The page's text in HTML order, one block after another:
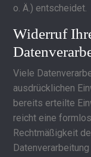
o. Ä.) entscheidet.
Widerruf
Viele
ausdrücklichen
bereits erteilte
reicht eine
Rechtmäßigkeit